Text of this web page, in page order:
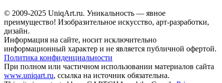
© 2009-2025 UniqАrt.ru. Уникальность — явное
преимущество! Изобразительное искусство, арт-разработки,
дизайн.
Информация на сайте, носит исключительно
информационный характер и не является публичной офертой.
Политика конфиденциальности
При полном или частичном использовании материалов сайта
www.uniqart.ru, ссылка на источник обязательна.